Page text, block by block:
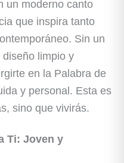
un moderno canto
que inspira tanto
Sin un
limpio y
en la Palabra de
y personal. Esta es
sino que vivirás.
Ti: Joven y